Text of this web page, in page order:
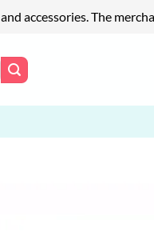
accessories. The